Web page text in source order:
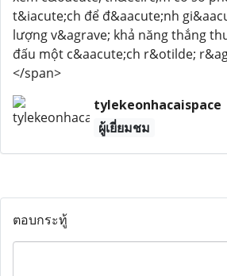
t&iacute;ch để đ&aacute;nh
lượng v&agrave; khả năng thắng
đấu một c&aacute;ch r&otilde;
</span>
tylekeonhacaispace
ผู้เยี่ยมชม
ตอบกระทู้